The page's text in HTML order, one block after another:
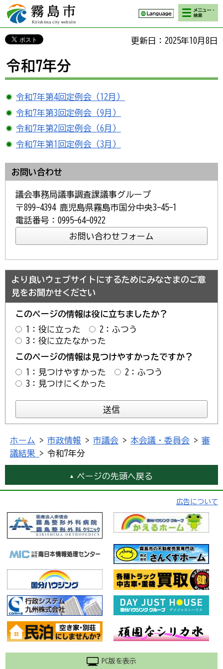
霧島市 Kirishima
city website
検索・メニ
ュー
更新日：2025年10月8日
令和7年分
令和7年第4回定例会（12月）
令和7年第3回定例会（9月）
令和7年第2回定例会（6月）
令和7年第1回定例会（3月）
お問い合わせ
議会事務局議事調査課議事グループ
〒899-4394 鹿児島県霧島市国分中央3-45-1
電話番号：0995-64-0922
より良いウェブサイトにするためにみなさまのご意
見をお聞かせください
このページの情報は役に立ちましたか？
1：役に立った
2：ふつう
3：役に立たなかった
このページの情報は見つけやすかったですか？
1：見つけやすかった
2：ふつう
3：見つけにくかった
ホーム > 市政情報 > 市議会 > 本会議・委員会 > 審
議結果 > 令和7年分
ページの先頭へ戻る
広告について
PC版を表示